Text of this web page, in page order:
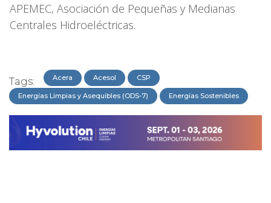
APEMEC, Asociación de Pequeñas y Medianas
Centrales Hidroeléctricas.
Tags: Acera Acesol CSP
Energías Limpias y Asequibles (ODS-7) Energías Sostenibles